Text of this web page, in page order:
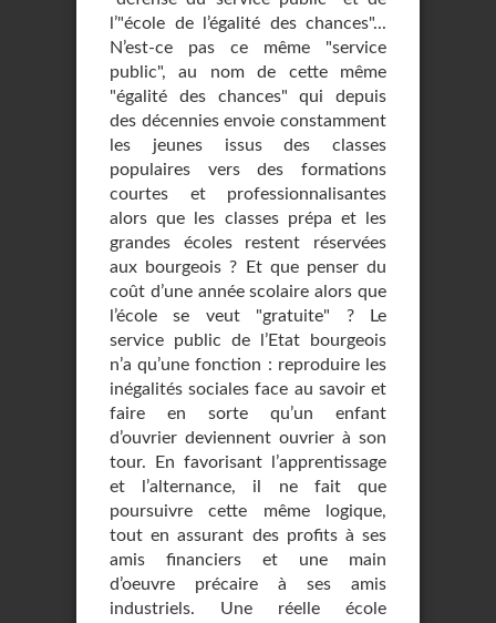
l’"école de l’égalité des chances"...
N’est-ce pas ce même "service
public", au nom de cette même
"égalité des chances" qui depuis
des décennies envoie constamment
les jeunes issus des classes
populaires vers des formations
courtes et professionnalisantes
alors que les classes prépa et les
grandes écoles restent réservées
aux bourgeois ? Et que penser du
coût d’une année scolaire alors que
l’école se veut "gratuite" ? Le
service public de l’Etat bourgeois
n’a qu’une fonction : reproduire les
inégalités sociales face au savoir et
faire en sorte qu’un enfant
d’ouvrier deviennent ouvrier à son
tour. En favorisant l’apprentissage
et l’alternance, il ne fait que
poursuivre cette même logique,
tout en assurant des profits à ses
amis financiers et une main
d’oeuvre précaire à ses amis
industriels. Une réelle école